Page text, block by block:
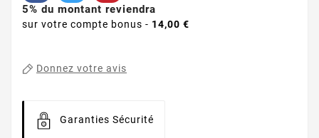
5% du montant reviendra
sur votre compte bonus - 14,00 €
Donnez votre avis
Garanties Sécurité